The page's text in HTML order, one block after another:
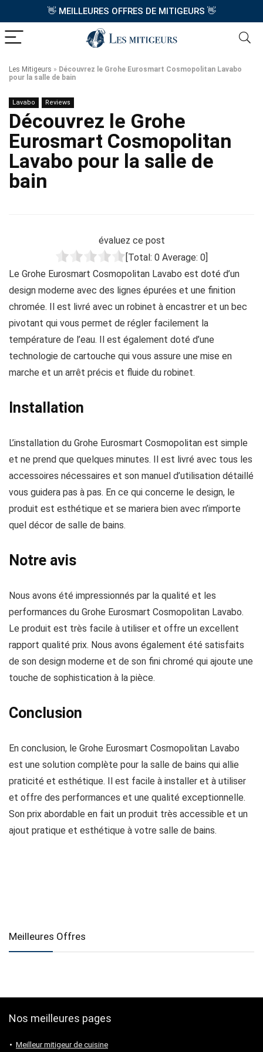
👋MEILLEURES OFFRES DE MITIGEURS 👋
Les Mitigeurs » Découvrez le Grohe Eurosmart Cosmopolitan Lavabo
pour la salle de bain
Lavabo Reviews
Découvrez le Grohe
Eurosmart Cosmopolitan
Lavabo pour la salle de
bain
évaluez ce post
[Total: 0 Average: 0]
Le Grohe Eurosmart Cosmopolitan Lavabo est doté d’un
design moderne avec des lignes épurées et une finition
chromée. Il est livré avec un robinet à encastrer et un bec
pivotant qui vous permet de régler facilement la
température de l’eau. Il est également doté d’une
technologie de cartouche qui vous assure une mise en
marche et un arrêt précis et fluide du robinet.
Installation
L’installation du Grohe Eurosmart Cosmopolitan est simple
et ne prend que quelques minutes. Il est livré avec tous les
accessoires nécessaires et son manuel d’utilisation détaillé
vous guidera pas à pas. En ce qui concerne le design, le
produit est esthétique et se mariera bien avec n’importe
quel décor de salle de bains.
Notre avis
Nous avons été impressionnés par la qualité et les
performances du Grohe Eurosmart Cosmopolitan Lavabo.
Le produit est très facile à utiliser et offre un excellent
rapport qualité prix. Nous avons également été satisfaits
de son design moderne et de son fini chromé qui ajoute une
touche de sophistication à la pièce.
Conclusion
En conclusion, le Grohe Eurosmart Cosmopolitan Lavabo
est une solution complète pour la salle de bains qui allie
praticité et esthétique. Il est facile à installer et à utiliser
et offre des performances et une qualité exceptionnelle.
Son prix abordable en fait un produit très accessible et un
ajout pratique et esthétique à votre salle de bains.
Meilleures Offres
Nos meilleures pages
Meilleur mitigeur de cuisine